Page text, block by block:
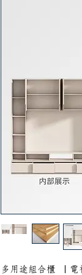
多用途組合櫃 ｜電